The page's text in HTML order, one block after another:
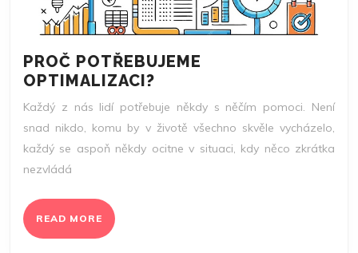
PROČ POTŘEBUJEME
OPTIMALIZACI?
POTŘEBUJEME
OPTIMALIZACI?
Každý z nás lidí potřebuje někdy s něčím pomoci. Není
snad nikdo, komu by v životě všechno skvěle vycházelo,
každý se aspoň někdy ocitne v situaci, kdy něco zkrátka
nezvládá
READ MORE READ
MORE